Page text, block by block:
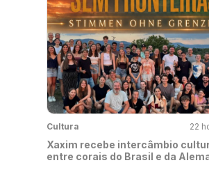
Cultura 22
Xaxim recebe intercâmbio
entre corais do Brasil e da